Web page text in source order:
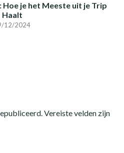
Hoe je het Meeste uit je Trip
Haalt
12/2024
Vereiste velden zijn